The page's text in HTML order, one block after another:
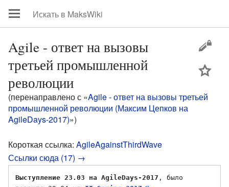
Agile - ответ на вызовы
третьей промышленной
революции
(перенаправлено с «Agile - ответ на вызовы третьей
промышленной революции (Максим Цепков на
AgileDays-2017)»)
Короткая ссылка: AgileAgainstThirdWave
Ссылки сюда (17) →
Выступление 23.03 на AgileDays-2017